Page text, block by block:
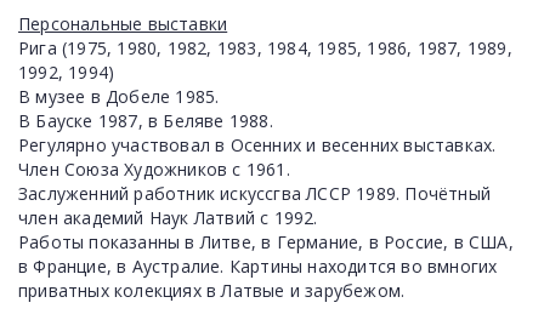
Персональные выставки
Рига (1975, 1980, 1982, 1983, 1984, 1985, 1986, 1987, 1989,
1992, 1994)
В музее в Добеле 1985.
В Бауске 1987, в Беляве 1988.
Регулярно участвовал в Осенних и весенних выставках.
Член Союза Художников с 1961.
Заслуженний работник искуссгва ЛССР 1989. Почётный
член академий Наук Латвий с 1992.
Работы показанны в Литве, в Германие, в Россие, в США,
в Францие, в Аустралие. Картины находится во вмногих
приватных колекциях в Латвые и зарубежом.